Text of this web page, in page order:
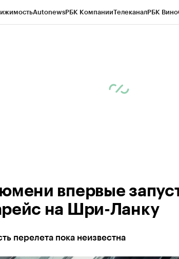
AutonewsРБК КомпанииТелеканалРБК Вино
впервые
на Шри-Ланку
перелета пока неизвестна